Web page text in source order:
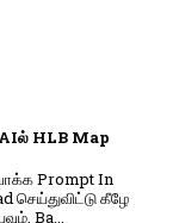
HLB Map
Prompt In
செய்துவிட்டு கீழே
Ba...